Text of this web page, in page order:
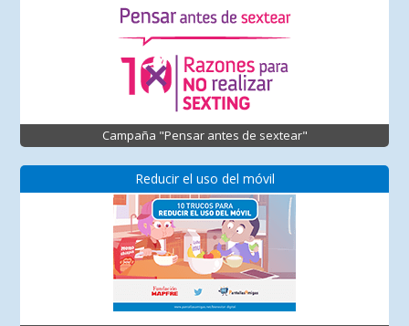
Campaña "Pensar antes de sextear"
Reducir el uso del móvil